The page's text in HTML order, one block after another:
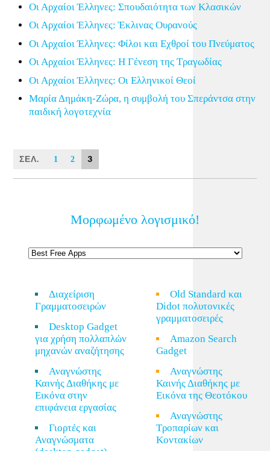
Οι Αρχαίοι Έλληνες: Σπουδαιότητα των Κλασικών
Οι Αρχαίοι Έλληνες: Έκλινας Ουρανούς
Οι Αρχαίοι Έλληνες: Φίλοι και Εχθροί του Πνεύματος
Οι Αρχαίοι Έλληνες: Η Γένεση της Τραγωδίας
Οι Αρχαίοι Έλληνες: Οι Ελληνικοί Θεοί
Μαρία Δημάκη-Ζώρα, η συμβολή του Σπεράντσα στην
παιδική λογοτεχνία
ΣΕΛ. 1 2 3
Μορφωμένο λογισμικό!
Διαχείριση
Γραμματοσειρών
Desktop Gadget
για χρήση πολλαπλών
μηχανών αναζήτησης
Αναγνώστης
Καινής Διαθήκης με
Εικόνα στην
επιφάνεια εργασίας
Γιορτές και
Αναγνώσματα
Old Standard και
Didot πολυτονικές
γραμματοσειρές
Amazon Search
Gadget
Αναγνώστης
Καινής Διαθήκης με
Εικόνα της Θεοτόκου
Αναγνώστης
Τροπαρίων και
Κοντακίων